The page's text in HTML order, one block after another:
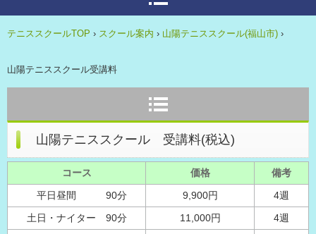
テニススクールTOP › スクール案内 › 山陽テニススクール(福山市) ›
山陽テニススクール受講料
山陽テニススクール 受講料(税込)
コース 価格
備考
平日昼間 90分
9,900円
4週
土日・ナイター 90分
11,000円
4週